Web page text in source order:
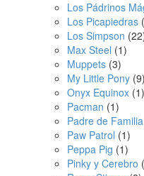
Los Pádrinos
Los Picapiedras
Los Simpson
Max Steel (1)
Muppets (3)
My Little Pony (9)
Onyx Equinox (1)
Pacman (1)
Padre de Familia
Paw Patrol (1)
Peppa Pig (1)
Pinky y Cerebro